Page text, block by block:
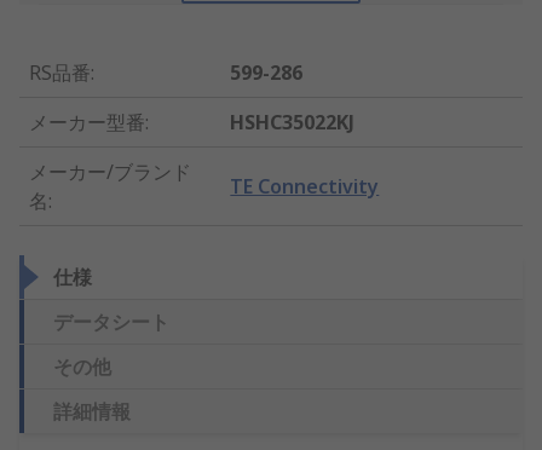
RS品番:
599-286
メーカー型番:
HSHC35022KJ
メーカー/ブランド
名:
TE Connectivity
仕様
データシート
その他
詳細情報